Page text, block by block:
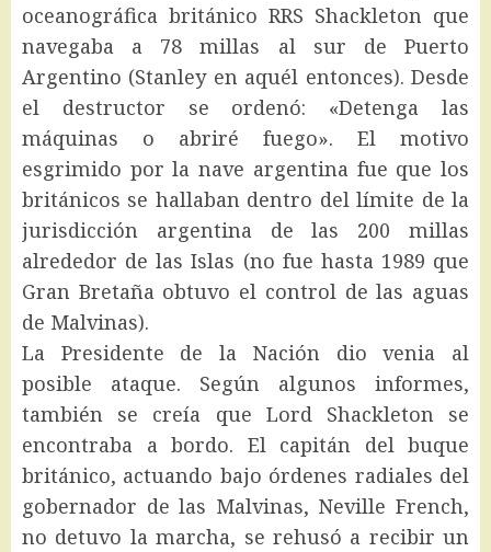
oceanográfica británico RRS Shackleton que
navegaba a 78 millas al sur de Puerto
Argentino (Stanley en aquél entonces). Desde
el destructor se ordenó: «Detenga las
máquinas o abriré fuego». El motivo
esgrimido por la nave argentina fue que los
británicos se hallaban dentro del límite de la
jurisdicción argentina de las 200 millas
alrededor de las Islas (no fue hasta 1989 que
Gran Bretaña obtuvo el control de las aguas
de Malvinas).
La Presidente de la Nación dio venia al
posible ataque. Según algunos informes,
también se creía que Lord Shackleton se
encontraba a bordo. El capitán del buque
británico, actuando bajo órdenes radiales del
gobernador de las Malvinas, Neville French,
no detuvo la marcha, se rehusó a recibir un